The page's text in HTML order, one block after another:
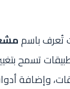
تُعرف باسم
تسمح
وإضافة